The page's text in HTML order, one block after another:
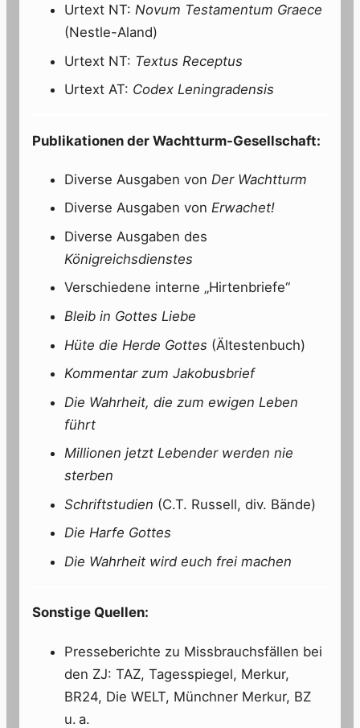
Urtext NT: Novum Testamentum Graece
(Nestle-Aland)
Urtext NT: Textus Receptus
Urtext AT: Codex Leningradensis
Publikationen der Wachtturm-Gesellschaft:
Diverse Ausgaben von Der Wachtturm
Diverse Ausgaben von Erwachet!
Diverse Ausgaben des
Königreichsdienstes
Verschiedene interne „Hirtenbriefe“
Bleib in Gottes Liebe
Hüte die Herde Gottes (Ältestenbuch)
Kommentar zum Jakobusbrief
Die Wahrheit, die zum ewigen Leben
führt
Millionen jetzt Lebender werden nie
sterben
Schriftstudien (C.T. Russell, div. Bände)
Die Harfe Gottes
Die Wahrheit wird euch frei machen
Sonstige Quellen:
Presseberichte zu Missbrauchsfällen bei
den ZJ: TAZ, Tagesspiegel, Merkur,
BR24, Die WELT, Münchner Merkur, BZ
u. a.